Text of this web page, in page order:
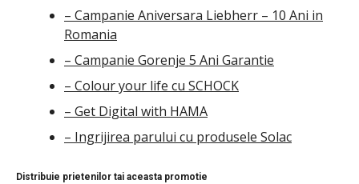
– Campanie Aniversara Liebherr – 10 Ani in
Romania
– Campanie Gorenje 5 Ani Garantie
– Colour your life cu SCHOCK
– Get Digital with HAMA
– Ingrijirea parului cu produsele Solac
Distribuie prietenilor tai aceasta promotie